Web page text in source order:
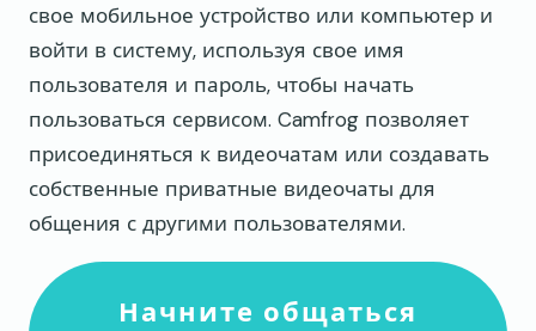
свое мобильное устройство или компьютер и
войти в систему, используя свое имя
пользователя и пароль, чтобы начать
пользоваться сервисом. Camfrog позволяет
присоединяться к видеочатам или создавать
собственные приватные видеочаты для
общения с другими пользователями.
Начните общаться